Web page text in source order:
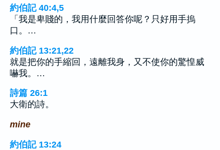
約伯記 40:4,5
「我是卑賤的，我用什麼回答你呢？只好用手摀
口。…
約伯記 13:21,22
就是把你的手縮回，遠離我身，又不使你的驚惶威
嚇我。…
詩篇 26:1
大衛的詩。
mine
約伯記 13:24